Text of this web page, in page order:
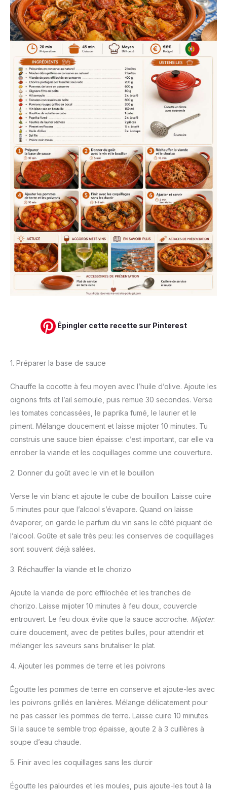
Épingler cette recette sur Pinterest
1. Préparer la base de sauce
Chauffe la cocotte à feu moyen avec l’huile d’olive. Ajoute les
oignons frits et l’ail semoule, puis remue 30 secondes. Verse
les tomates concassées, le paprika fumé, le laurier et le
piment. Mélange doucement et laisse mijoter 10 minutes. Tu
construis une sauce bien épaisse: c’est important, car elle va
enrober la viande et les coquillages comme une couverture.
2. Donner du goût avec le vin et le bouillon
Verse le vin blanc et ajoute le cube de bouillon. Laisse cuire
5 minutes pour que l’alcool s’évapore. Quand on laisse
évaporer, on garde le parfum du vin sans le côté piquant de
l’alcool. Goûte et sale très peu: les conserves de coquillages
sont souvent déjà salées.
3. Réchauffer la viande et le chorizo
Ajoute la viande de porc effilochée et les tranches de
chorizo. Laisse mijoter 10 minutes à feu doux, couvercle
entrouvert. Le feu doux évite que la sauce accroche. Mijoter:
cuire doucement, avec de petites bulles, pour attendrir et
mélanger les saveurs sans brutaliser le plat.
4. Ajouter les pommes de terre et les poivrons
Égoutte les pommes de terre en conserve et ajoute-les avec
les poivrons grillés en lanières. Mélange délicatement pour
ne pas casser les pommes de terre. Laisse cuire 10 minutes.
Si la sauce te semble trop épaisse, ajoute 2 à 3 cuillères à
soupe d’eau chaude.
5. Finir avec les coquillages sans les durcir
Égoutte les palourdes et les moules, puis ajoute-les tout à la